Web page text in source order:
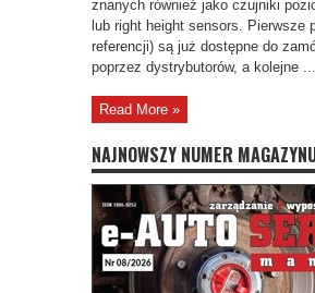
znanych również jako czujniki
lub right height sensors. Pierwsze
referencji) są już dostępne do
poprzez dystrybutorów, a kolejne ...
Read More »
NAJNOWSZY NUMER